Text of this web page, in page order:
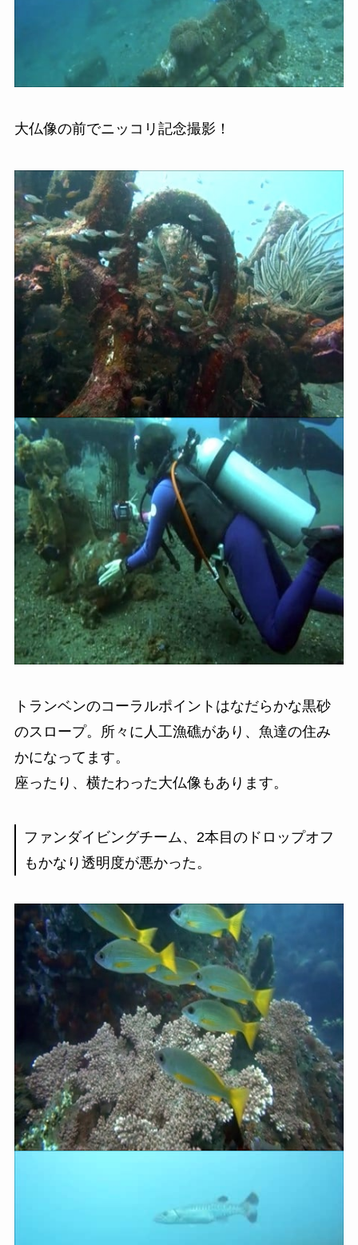
大仏像の前でニッコリ記念撮影！
トランベンのコーラルポイントはなだらかな黒砂
のスロープ。所々に人工漁礁があり、魚達の住み
かになってます。
座ったり、横たわった大仏像もあります。
ファンダイビングチーム、2本目のドロップオフ
もかなり透明度が悪かった。